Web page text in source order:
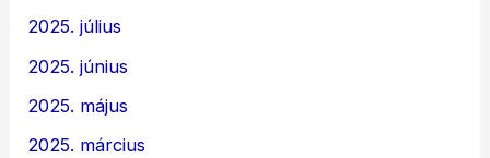
2025. július
2025. június
2025. május
2025. március